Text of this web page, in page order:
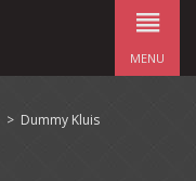
MENU
> Dummy Kluis